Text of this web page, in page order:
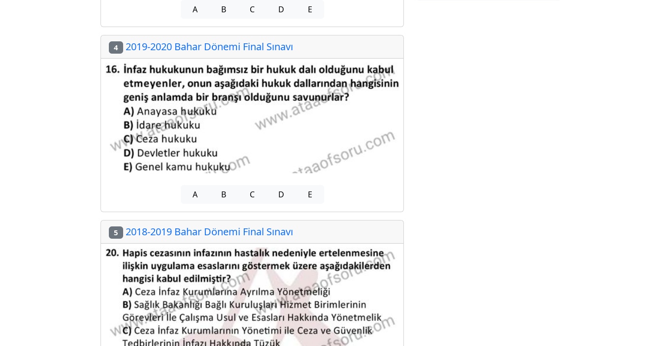
A B C D E
4 2019-2020 Bahar Dönemi Final Sınavı
A B C D E
5 2018-2019 Bahar Dönemi Final Sınavı